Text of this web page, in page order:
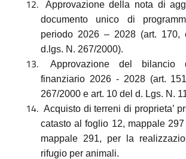
Approvazione della nota di
documento unico di
periodo 2026 – 2028 (art. 170,
d.lgs. N. 267/2000).
Approvazione del bilancio
finanziario 2026 - 2028 (art.
267/2000 e art. 10 del d. Lgs. N.
Acquisto di terreni di proprieta’
catasto al foglio 12, mappale
mappale 291, per la
rifugio per animali.